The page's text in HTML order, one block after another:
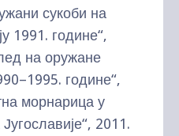
сукоби на
1991. године“,
на оружане
године“,
морнарица у
2011.